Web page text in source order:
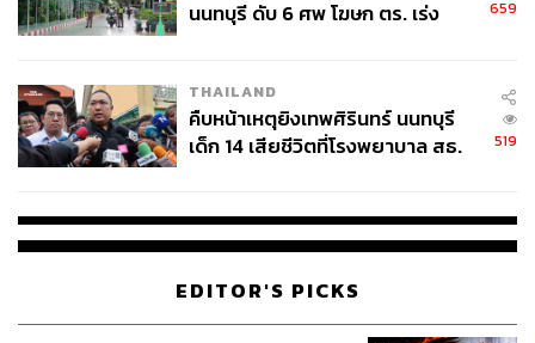
นนทบุรี ดับ 6 ศพ โฆษก ตร. เร่ง
659
THAILAND
คืบหน้าเหตุยิงเทพศิรินทร์ นนทบุรี
เด็ก 14 เสียชีวิตที่โรงพยาบาล สธ.
519
EDITOR'S PICKS